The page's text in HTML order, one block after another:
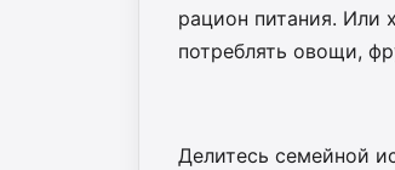
рацион питания. Или
потреблять овощи,
Делитесь семейной